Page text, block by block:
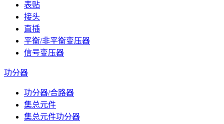
表贴
接头
直插
平衡/非平衡变压器
信号变压器
功分器
功分器/合路器
集总元件
集总元件功分器